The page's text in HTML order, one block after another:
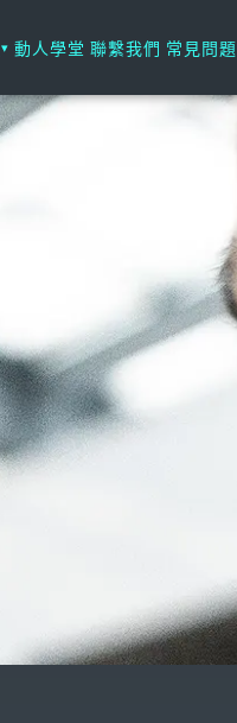
▾ 動人學堂 聯繫我們 常見問題